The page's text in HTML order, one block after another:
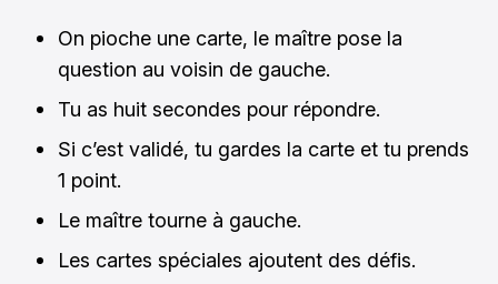
On pioche une carte, le maître pose la
question au voisin de gauche.
Tu as huit secondes pour répondre.
Si c’est validé, tu gardes la carte et tu prends
1 point.
Le maître tourne à gauche.
Les cartes spéciales ajoutent des défis.